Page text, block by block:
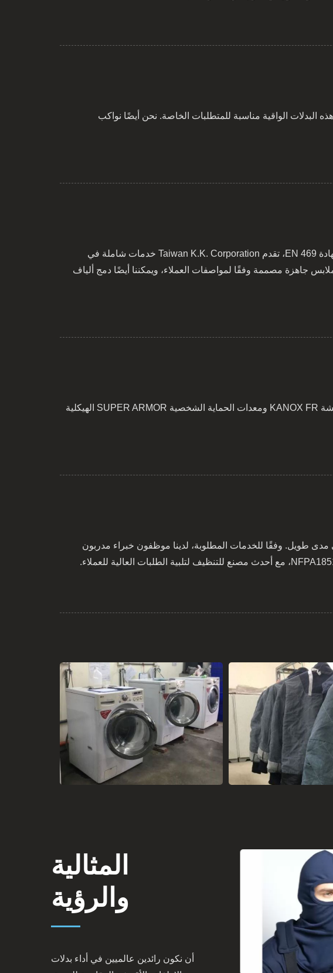
البدلات الواقية مناسبة للمتطلبات الخاصة. نحن أيضًا نواكب
بفضل خبرتنا الواسعة في تصميم ملابس مكافحة الحرائق التي تتوافق مع معايير شهادة EN 469، تقدم Taiwan K.K. Corporation خدمات شاملة في
ملابس جاهزة مصممة وفقًا لمواصفات العملاء، ويمكننا أيضًا دمج ألياف
تتوفر ورقة بيانات أو مؤتمرات حسب الطلب، لمساعدة المستخدمين على فهم أقمشة KANOX FR ومعدات الحماية الشخصية SUPER ARMOR الهيكلية
طويل. وفقًا للخدمات المطلوبة، لدينا موظفون خبراء مدربون
المثالية
والرؤية
أن نكون رائدين عالميين في أداء بدلات